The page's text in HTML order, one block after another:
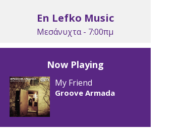
En Lefko Music
Μεσάνυχτα - 7:00πμ
Now Playing
My Friend
Groove Armada